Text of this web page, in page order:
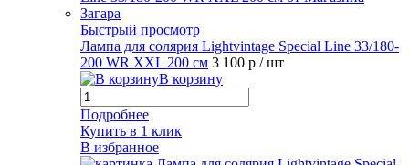
Быстрый просмотр
Лампа для солярия Lightvintage Special Line 33/180-
200 WR XXL 200 см 3 100 р / шт
В корзину
Подробнее
Купить в 1 клик
В избранное